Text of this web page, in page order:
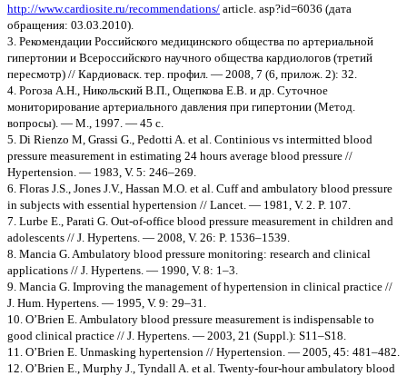
http://www.cardiosite.ru/recommendations/ article. asp?id=6036 (дата
обращения: 03.03.2010).
3. Рекомендации Российского медицинского общества по артериальной
гипертонии и Всероссийского научного общества кардиологов (третий
пересмотр) // Кардиоваск. тер. профил. — 2008, 7 (6, прилож. 2): 32.
4. Рогоза А.Н., Никольский В.П., Ощепкова Е.В. и др. Суточное
мониторирование артериального давления при гипертонии (Метод.
вопросы). — М., 1997. — 45 с.
5. Di Rienzo M, Grassi G., Pedotti A. et al. Continious vs intermitted blood
pressure measurement in estimating 24 hours average blood pressure //
Hypertension. — 1983, V. 5: 246–269.
6. Floras J.S., Jones J.V., Hassan M.O. et al. Cuff and ambulatory blood pressure
in subjects with essential hypertension // Lancet. — 1981, V. 2. P. 107.
7. Lurbe E., Parati G. Out-of-office blood pressure measurement in children and
adolescents // J. Hypertens. — 2008, V. 26: P. 1536–1539.
8. Mancia G. Ambulatory blood pressure monitoring: research and clinical
applications // J. Hypertens. — 1990, V. 8: 1–3.
9. Mancia G. Improving the management of hypertension in clinical practice //
J. Hum. Hypertens. — 1995, V. 9: 29–31.
10. O’Brien E. Ambulatory blood pressure measurement is indispensable to
good clinical practice // J. Hypertens. — 2003, 21 (Suppl.): S11–S18.
11. O’Brien E. Unmasking hypertension // Hypertension. — 2005, 45: 481–482.
12. O’Brien E., Murphy J., Tyndall A. et al. Twenty-four-hour ambulatory blood